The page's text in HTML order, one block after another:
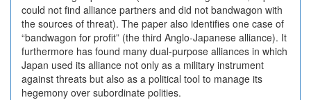
could not find alliance partners and did not bandwagon with
the sources of threat). The paper also identifies one case of
“bandwagon for profit” (the third Anglo-Japanese alliance). It
furthermore has found many dual-purpose alliances in which
Japan used its alliance not only as a military instrument
against threats but also as a political tool to manage its
hegemony over subordinate polities.